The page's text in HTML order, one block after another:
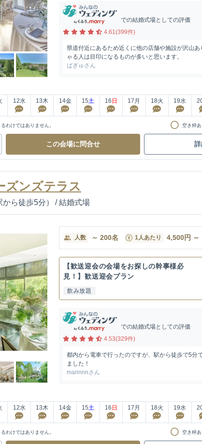
での結婚式場としての評価
4.61(399件)
県道付近にあるため近くに他の店舗や施設が沢山
ゃる人は目印になるものが多いと思います。
ぱぎゅさん
12水 13木 14金 15土 16 日 17 月 18火 19水
わけではありません。 空き枠あ
この会場に問合せ
ズンズテラス
ら徒歩5分） / 結婚式場
人数 ～ 200名 1人あたり 4,500円 ～
【歓送迎会の会場をお探しの幹事様必
見！】歓送迎会プラン
飲み放題
での結婚式場としての評価
4.53(329件)
都内から電車で行ったのですが、駅から徒歩で5分
ました！
marinnnさん
12水 13木 14金 15土 16 日 17 月 18火 19水
わけではありません。 空き枠あ